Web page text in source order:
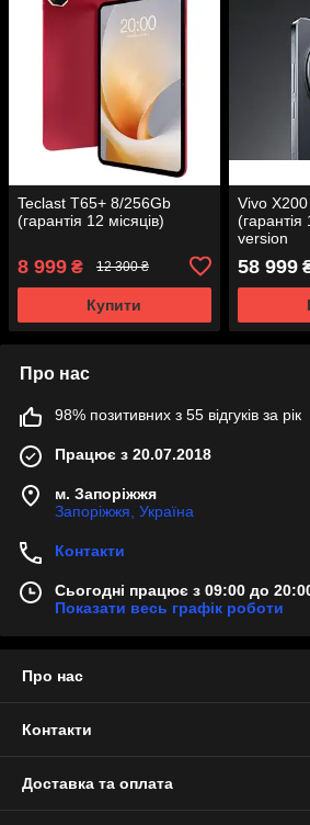
Teclast T65+ 8/256Gb
(гарантія 12 місяців)
8 999 ₴ 12 300 ₴
Купити
Vivo
(гарантія
version
58 999
Про нас
98% позитивних з 55 відгуків за рік
Працює з 20.07.2018
м. Запоріжжя
Запоріжжя, Україна
Контакти
Сьогодні працює з 09:00 до
Показати весь графік роботи
Про нас
Контакти
Доставка та оплата